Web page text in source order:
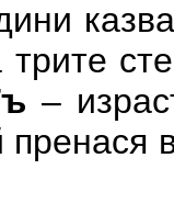
трите
–
пренася